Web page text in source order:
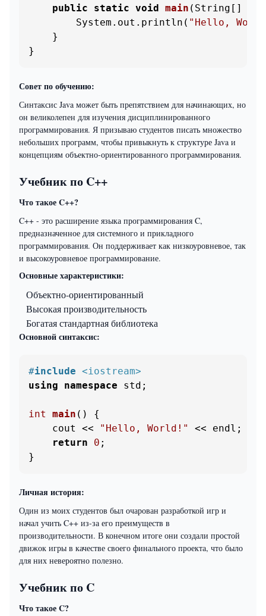
public
static void main (String[]
        System.out.println(
"Hello,
    }
}
Совет по обучению:
Синтаксис Java может быть препятствием для начинающих, но
он великолепен для изучения дисциплинированного
программирования. Я призываю студентов писать множество
небольших программ, чтобы привыкнуть к структуре Java и
концепциям объектно-ориентированного программирования.
Учебник по C++
Что такое C++?
C++ - это расширение языка программирования C,
предназначенное для системного и прикладного
программирования. Он поддерживает как низкоуровневое, так
и высокоуровневое программирование.
Основные характеристики:
Объектно-ориентированный
Высокая производительность
Богатая стандартная библиотека
Основной синтаксис:
#include <iostream>
using
namespace std;
int main ()
{
    cout <<
"Hello, World!"
<< endl;
return
0 ;
}
Личная история:
Один из моих студентов был очарован разработкой игр и
начал учить C++ из-за его преимуществ в
производительности. В конечном итоге они создали простой
движок игры в качестве своего финального проекта, что было
для них невероятно полезно.
Учебник по C
Что такое C?